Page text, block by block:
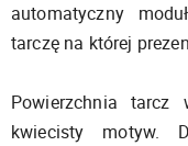
automatyczny
tarczę na której
Powierzchnia
kwiecisty motyw.